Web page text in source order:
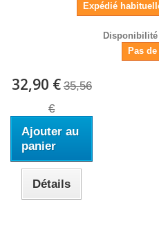
Expédié
Pas
32,90 € 35,56
€
Ajouter au
panier
Détails